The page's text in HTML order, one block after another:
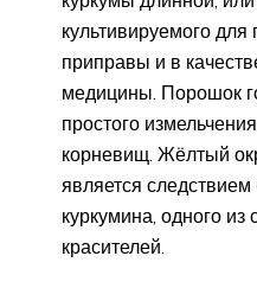
культивируемого
приправы и в
медицины. Порошок
простого
корневищ. Жёлтый
является
куркумина, одного
красителей.